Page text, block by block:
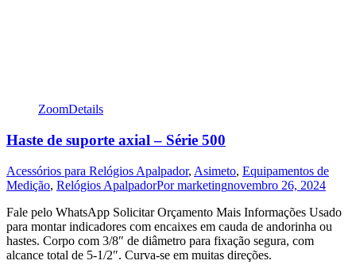
ZoomDetails
Haste de suporte axial – Série 500
Acessórios para Relógios Apalpador, Asimeto, Equipamentos de
Medição, Relógios ApalpadorPormarketingnovembro 26, 2024
Fale pelo WhatsApp Solicitar Orçamento Mais Informações Usado
para montar indicadores com encaixes em cauda de andorinha ou
hastes. Corpo com 3/8″ de diâmetro para fixação segura, com
alcance total de 5-1/2″. Curva-se em muitas direções.